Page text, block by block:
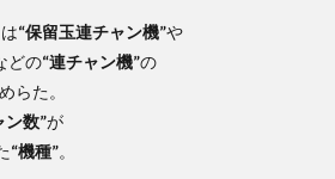
は“保留玉連チャン機”や
どの“連チャン機”の
らた。
ン数”が
“機種”。